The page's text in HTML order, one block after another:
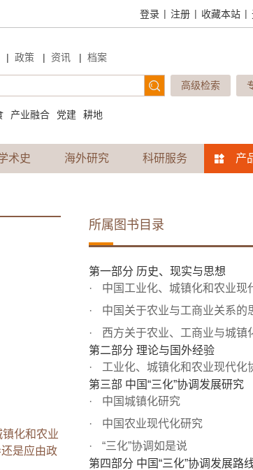
登录 | 注册 | 收藏本站 |
| 政策 | 资讯 | 档案
高级检索
产业融合 党建 耕地
术史 海外研究 科研服务 产
化和农业
是应由政
所属图书目录
第一部分 历史、现实与思想
中国工业化、城镇化和农业现代化：行为
中国关于农业与工商业关系的
西方关于农业、工商业与城镇化关
第二部分 理论与国外经验
工业化、城镇化和农业现代化协调发
第三部 中国“三化”协调发展研究
中国城镇化研究
中国农业现代化研究
“三化”协调如是说
第四部分 中国“三化”协调发展路